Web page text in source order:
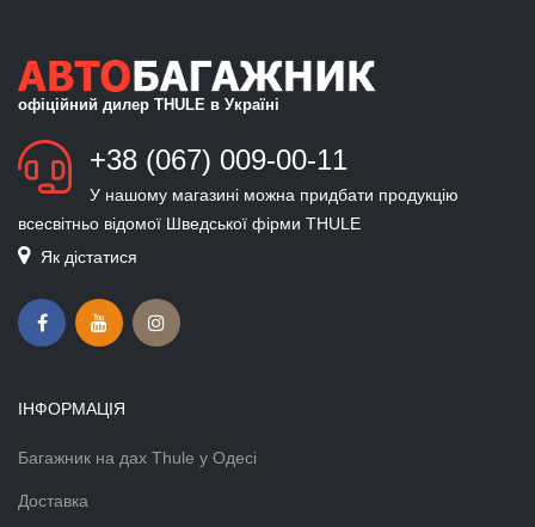
офіційний дилер THULE в Україні
+38 (067) 009-00-11
У нашому магазині можна придбати продукцію
всесвітньо відомої Шведської фірми THULE
Як дістатися
ІНФОРМАЦІЯ
Багажник на дах Thule у Одесі
Доставка